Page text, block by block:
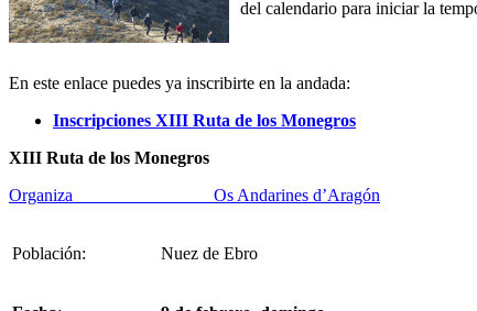
del calendario para iniciar la
En este enlace puedes ya inscribirte en la andada:
Inscripciones XIII Ruta de los Monegros
XIII Ruta de los Monegros
Organiza Os Andarines d’Aragón
Población: Nuez de Ebro